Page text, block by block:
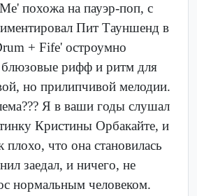
похожа на пауэр-поп, с
Пит Тауншенд в
+ Fife' остроумно
блюзовые рифф и ритм для
но прилипчивой мелодии.
Я в ваши годы слушал
Кристины Орбакайте, и
плохо, что она становилась
заедал, и ничего, не
нормальным человеком.